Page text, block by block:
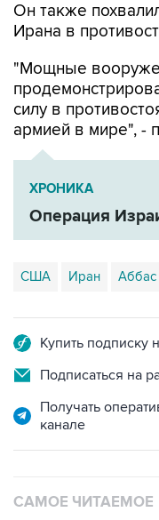
Он также
Ирана в
"Мощные
силу в
армией в мире", -
ХРОНИКА
Операция
США Иран
Купить подписку
Подписаться на
Получать
канале
САМОЕ ЧИТАЕМОЕ